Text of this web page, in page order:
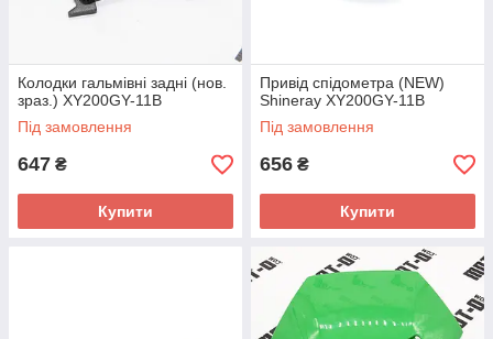
Колодки гальмівні задні (нов.
зраз.) XY200GY-11B
Під замовлення
647 ₴
Купити
Привід спідометра (NEW)
Shineray XY200GY-11B
Під замовлення
656 ₴
Купити